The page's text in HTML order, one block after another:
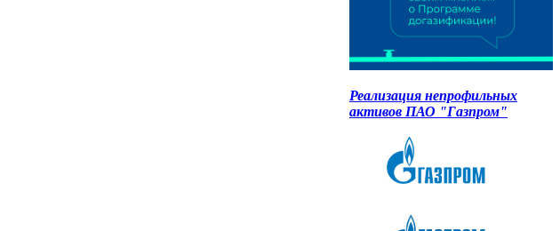
Реализация непрофильных
активов ПАО "Газпром"